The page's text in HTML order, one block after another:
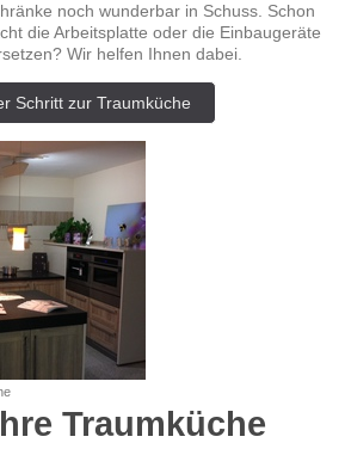
noch wunderbar in Schuss. Schon
die Arbeitsplatte oder die Einbaugeräte
Wir helfen Ihnen dabei.
Schritt zur Traumküche
Traumküche